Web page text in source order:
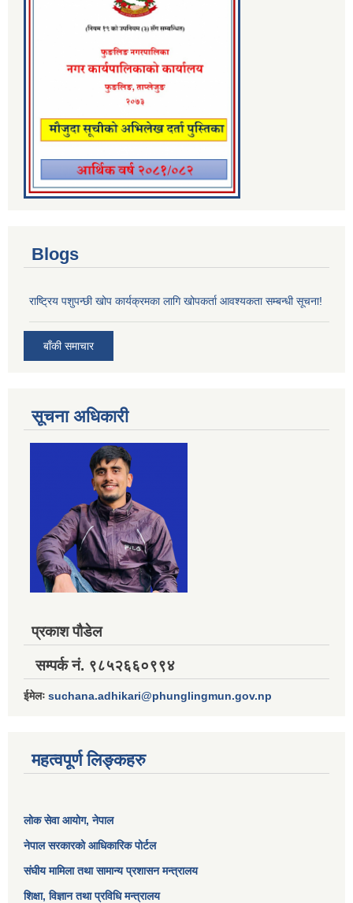
Blogs
राष्ट्रिय पशुपन्छी खोप कार्यक्रमका लागि खोपकर्ता आवश्यकता सम्बन्धी सूचना!
बाँकी समाचार
सूचना अधिकारी
प्रकाश पौडेल
सम्पर्क नं. ९८५२६६०९९४
ईमेलः suchana.adhikari@phunglingmun.gov.np
महत्वपूर्ण लिङ्कहरु
लोक सेवा आयोग, नेपाल
नेपाल सरकारको आधिकारिक पोर्टल
संघीय मामिला तथा सामान्य प्रशासन मन्त्रालय
शिक्षा, विज्ञान तथा प्रविधि मन्त्रालय